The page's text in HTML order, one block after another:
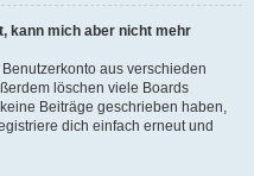
kann mich aber nicht mehr
aus verschieden
löschen viele Boards
Beiträge geschrieben haben,
dich einfach erneut und